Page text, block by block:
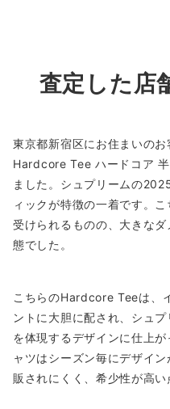
査定した店
東京都新宿区にお住まいの
Hardcore Tee ハードコア
ました。シュプリームの
ィックが特徴の一着です。
受けられるものの、大きな
態でした。
こちらのHardcore Teeは、
ントに大胆に配され、シュ
を体現するデザインに仕上
ャツはシーズン毎にデザイ
販されにくく、希少性が高い